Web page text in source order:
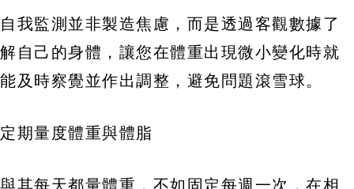
自我監測並非製造焦慮，而是透過客觀數據了
解自己的身體，讓您在體重出現微小變化時就
能及時察覺並作出調整，避免問題滾雪球。
定期量度體重與體脂